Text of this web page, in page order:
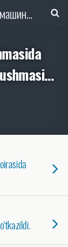
Ўзбекистон металлургия ва машинасозлик саноати тармоқлари ходимлари касаба уюшмаси Республика Кенгаши